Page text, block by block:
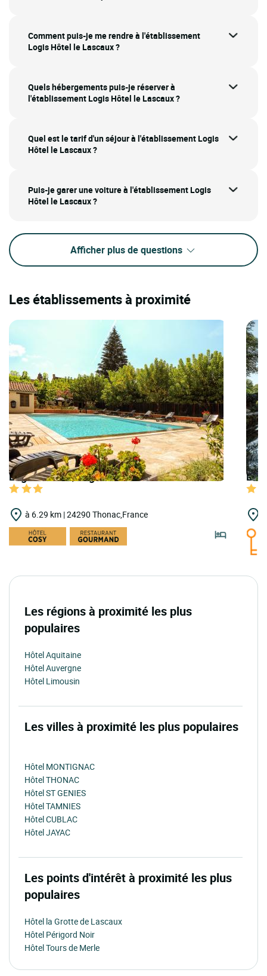
Comment puis-je me rendre à l'établissement
Logis Hôtel le Lascaux ?
Quels hébergements puis-je réserver à
l'établissement Logis Hôtel le Lascaux ?
Quel est le tarif d'un séjour à l'établissement Logis
Hôtel le Lascaux ?
Puis-je garer une voiture à l'établissement Logis
Hôtel le Lascaux ?
Afficher plus de questions
Les établissements à proximité
Logis Hôtels | Logis Hôtel Archambeau
à 6.29 km | 24290 Thonac,France
Les régions à proximité les plus
populaires
Hôtel Aquitaine
Hôtel Auvergne
Hôtel Limousin
Les villes à proximité les plus populaires
Hôtel MONTIGNAC
Hôtel THONAC
Hôtel ST GENIES
Hôtel TAMNIES
Hôtel CUBLAC
Hôtel JAYAC
Les points d'intérêt à proximité les plus
populaires
Hôtel la Grotte de Lascaux
Hôtel Périgord Noir
Hôtel Tours de Merle